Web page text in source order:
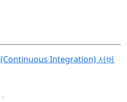
Integration) 서버